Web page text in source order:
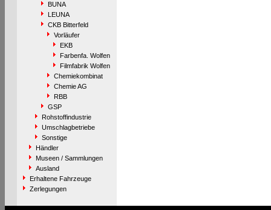
BUNA
LEUNA
CKB Bitterfeld
Vorläufer
EKB
Farbenfa. Wolfen
Filmfabrik Wolfen
Chemiekombinat
Chemie AG
RBB
GSP
Rohstoffindustrie
Umschlagbetriebe
Sonstige
Händler
Museen / Sammlungen
Ausland
Erhaltene Fahrzeuge
Zerlegungen